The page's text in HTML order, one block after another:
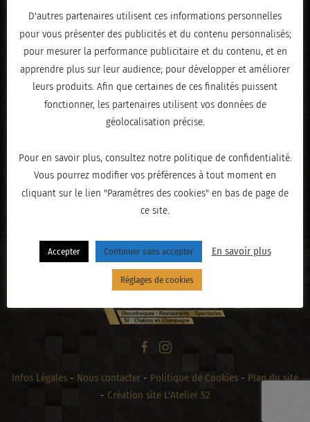
« PRÉCÉDENT
Infos Légales - Nous contacter - Politique de Cookies - Plan du site
- Création site L'Atelier 52
D'autres partenaires utilisent ces informations personnelles
pour vous présenter des publicités et du contenu personnalisés;
pour mesurer la performance publicitaire et du contenu, et en
apprendre plus sur leur audience; pour développer et améliorer
leurs produits. Afin que certaines de ces finalités puissent
fonctionner, les partenaires utilisent vos données de
géolocalisation précise.
Pour en savoir plus, consultez notre politique de confidentialité.
Vous pourrez modifier vos préférences à tout moment en
cliquant sur le lien "Paramètres des cookies" en bas de page de
ce site.
Accepter Continuer sans accepter En savoir plus
Réglages de cookies